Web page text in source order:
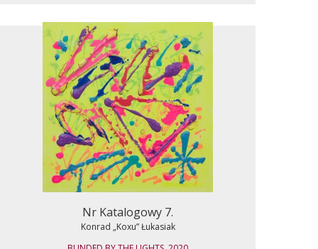
Nr Katalogowy 7.
Konrad „Koxu” Łukasiak